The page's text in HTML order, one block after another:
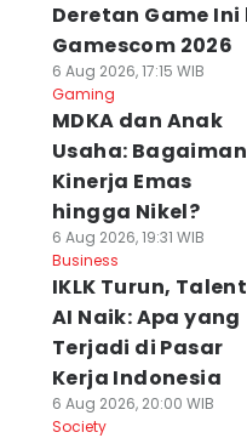
Deretan Game Ini
Gamescom 2026
6 Aug 2026, 17:15 WIB
Gaming
MDKA dan Anak
Usaha:
Kinerja Emas
hingga Nikel?
6 Aug 2026, 19:31 WIB
Business
IKLK Turun,
AI Naik: Apa yang
Terjadi di Pasar
Kerja Indonesia
6 Aug 2026, 20:00 WIB
Society